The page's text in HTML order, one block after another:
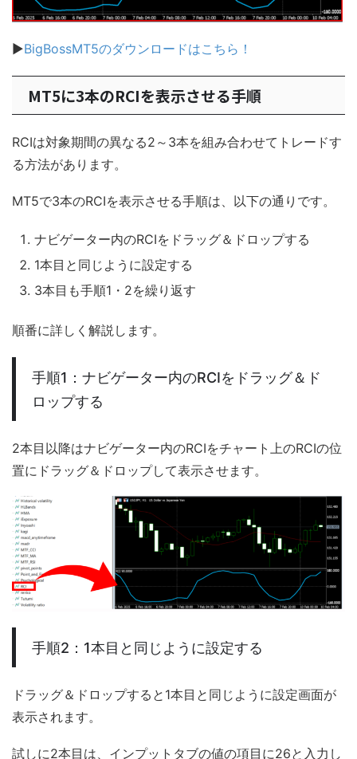
▶BigBossMT5のダウンロードはこちら！
MT5に3本のRCIを表示させる手順
RCIは対象期間の異なる2～3本を組み合わせてトレードす
る方法があります。
MT5で3本のRCIを表示させる手順は、以下の通りです。
ナビゲーター内のRCIをドラッグ＆ドロップする
1本目と同じように設定する
3本目も手順1・2を繰り返す
順番に詳しく解説します。
手順1：ナビゲーター内のRCIをドラッグ＆ド
ロップする
2本目以降はナビゲーター内のRCIをチャート上のRCIの位
置にドラッグ＆ドロップして表示させます。
手順2：1本目と同じように設定する
ドラッグ＆ドロップすると1本目と同じように設定画面が
表示されます。
試しに2本目は、インプットタブの値の項目に26と入力し